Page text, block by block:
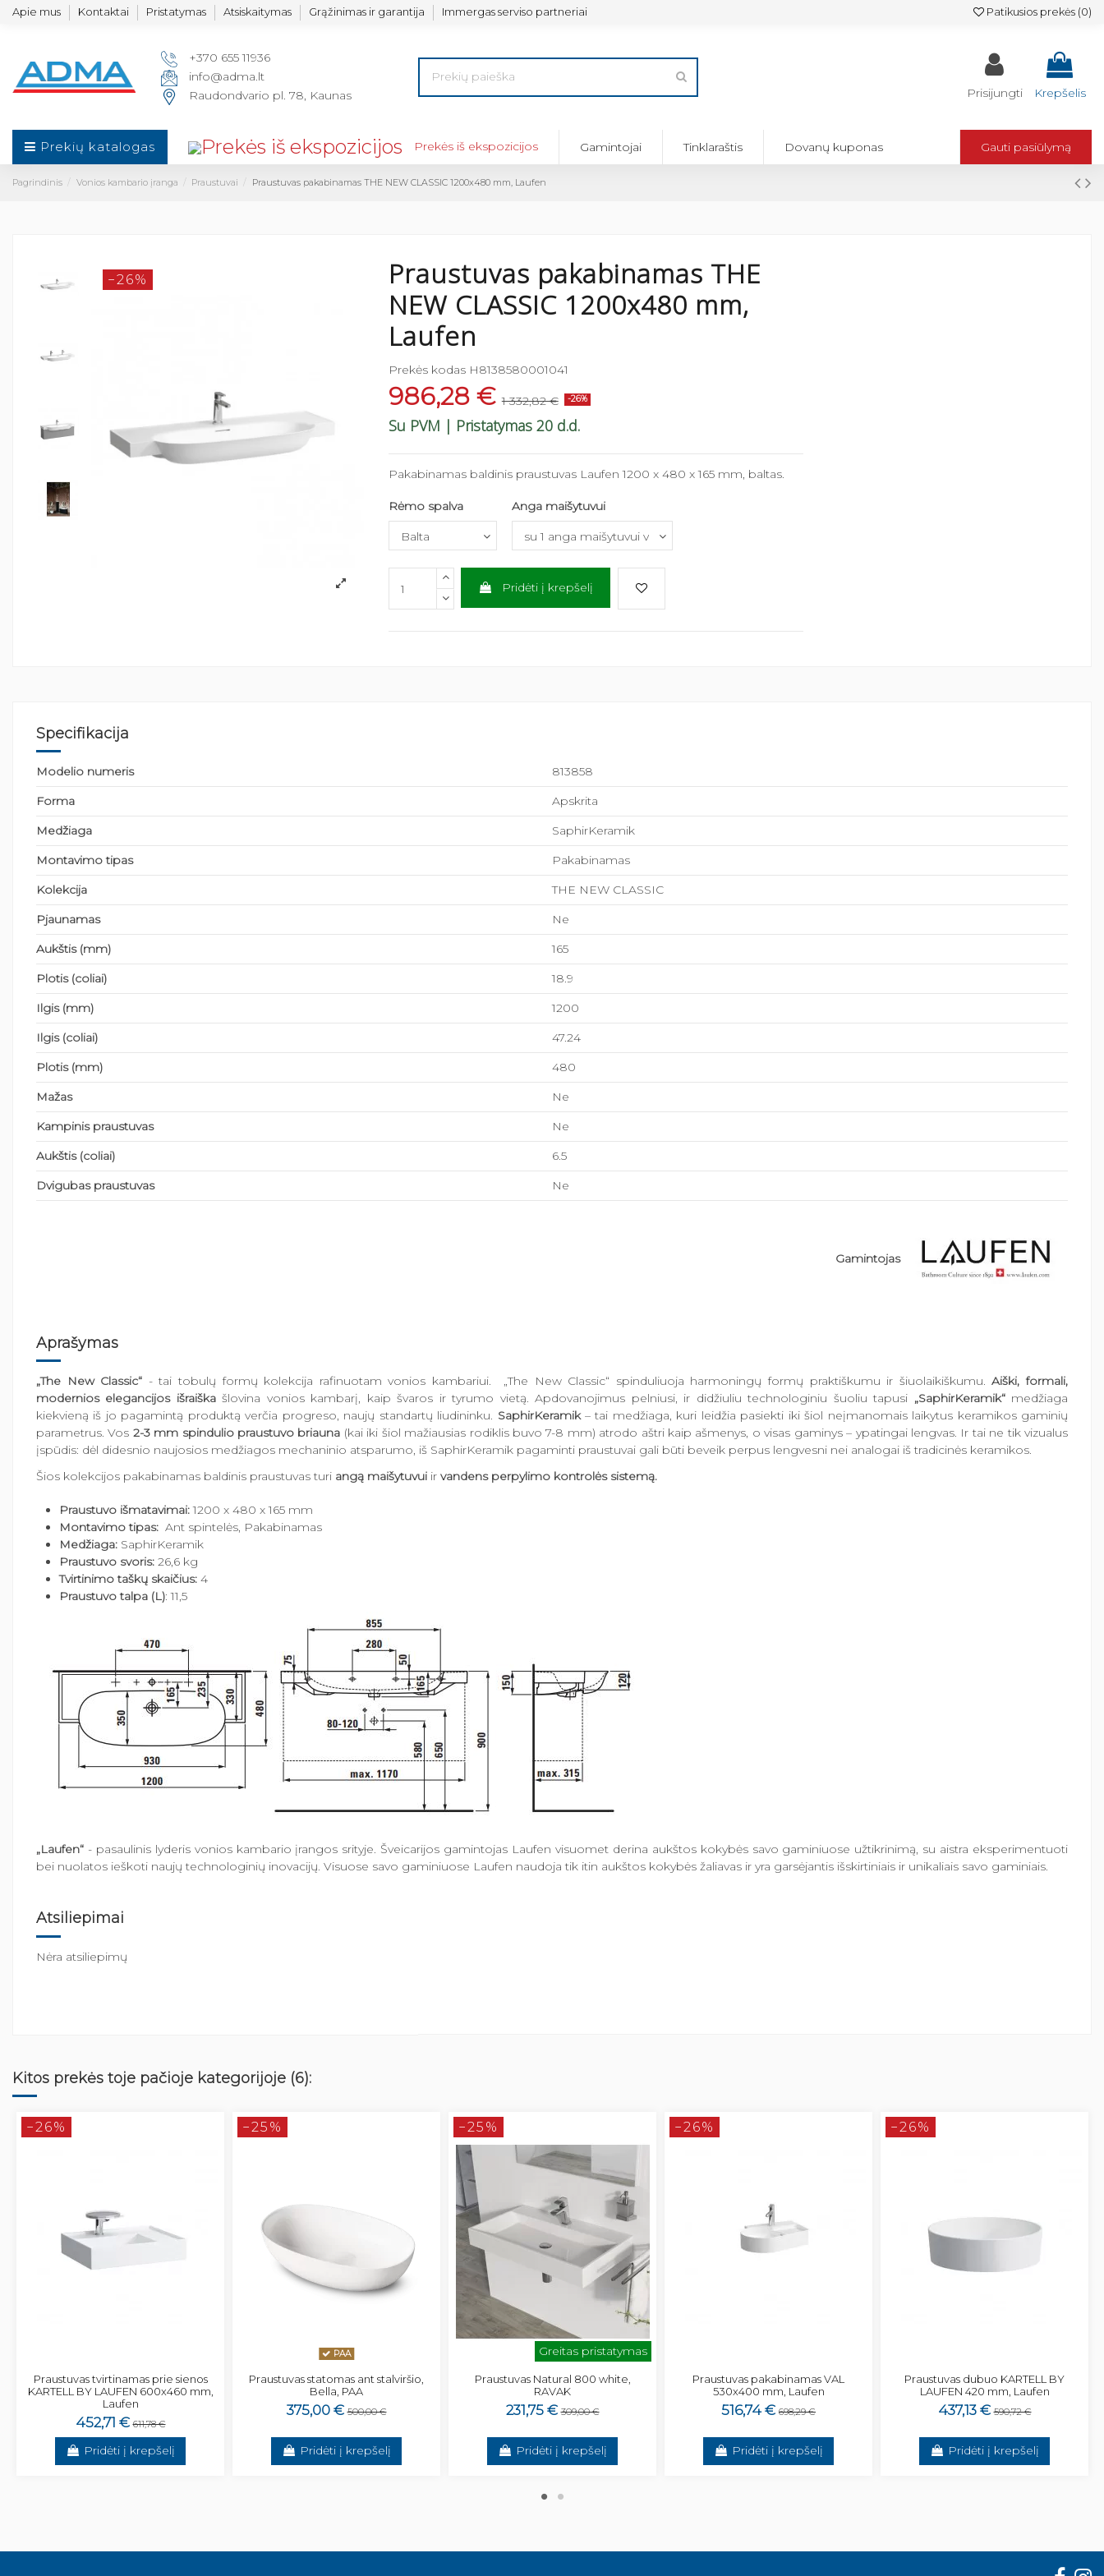
Apie mus Kontaktai Pristatymas Atsiskaitymas Grąžinimas ir garantija Immergas serviso partneriai Patikusios prekės (0)
+370 655 11936
info@adma.lt
Raudondvario pl. 78, Kaunas
Prisijungti Krepšelis
Prekių katalogas Prekės iš ekspozicijos Gamintojai Tinklaraštis Dovanų kuponas Gauti pasiūlymą
Pagrindinis Vonios kambario įranga Praustuvai Praustuvas pakabinamas THE NEW CLASSIC 1200x480 mm, Laufen
−26%
Praustuvas pakabinamas THE
NEW CLASSIC 1200x480 mm,
Laufen
Prekės kodas H8138580001041
986,28 € 1 332,82 € -26%
Su PVM | Pristatymas 20 d.d.
Pakabinamas baldinis praustuvas Laufen 1200 x 480 x 165 mm, baltas.
Rėmo spalva Anga maišytuvui
Pridėti į krepšelį
Specifikacija
Modelio numeris
813858
Forma
Apskrita
Medžiaga
SaphirKeramik
Montavimo tipas
Pakabinamas
Kolekcija
THE NEW CLASSIC
Pjaunamas
Ne
Aukštis (mm)
165
Plotis (coliai)
18.9
Ilgis (mm)
1200
Ilgis (coliai)
47.24
Plotis (mm)
480
Mažas
Ne
Kampinis praustuvas
Ne
Aukštis (coliai)
6.5
Dvigubas praustuvas
Ne
Gamintojas
Aprašymas
„The New Classic“ - tai tobulų formų kolekcija rafinuotam vonios kambariui. „The New Classic“ spinduliuoja harmoningų formų praktiškumu ir šiuolaikiškumu. Aiški, formali,
modernios elegancijos išraiškašlovina vonios kambarį, kaip švaros ir tyrumo vietą. Apdovanojimus pelniusi, ir didžiuliu technologiniu šuoliu tapusi „SaphirKeramik“medžiaga
kiekvieną iš jo pagamintą produktą verčia progreso, naujų standartų liudininku. SaphirKeramik– tai medžiaga, kuri leidžia pasiekti iki šiol neįmanomais laikytus keramikos gaminių
parametrus. Vos 2-3 mm spindulio praustuvo briauna (kai iki šiol mažiausias rodiklis buvo 7-8 mm) atrodo aštri kaip ašmenys, o visas gaminys – ypatingai lengvas. Ir tai ne tik vizualus
įspūdis: dėl didesnio naujosios medžiagos mechaninio atsparumo, iš SaphirKeramik pagaminti praustuvai gali būti beveik perpus lengvesni nei analogai iš tradicinės keramikos.
Šios kolekcijos pakabinamas baldinis praustuvas turi angą maišytuvui ir vandens perpylimo kontrolės sistemą.
Praustuvo išmatavimai:1200 x 480 x 165 mm
Montavimo tipas: Ant spintelės, Pakabinamas
Medžiaga: SaphirKeramik
Praustuvo svoris: 26,6 kg
Tvirtinimo taškų skaičius: 4
Praustuvo talpa (L): 11,5
„Laufen“ - pasaulinis lyderis vonios kambario įrangos srityje. Šveicarijos gamintojas Laufen visuomet derina aukštos kokybės savo gaminiuose užtikrinimą, su aistra eksperimentuoti
bei nuolatos ieškoti naujų technologinių inovacijų. Visuose savo gaminiuose Laufen naudoja tik itin aukštos kokybės žaliavas ir yra garsėjantis išskirtiniais ir unikaliais savo gaminiais.
Atsiliepimai
Nėra atsiliepimų
Kitos prekės toje pačioje kategorijoje (6):
−26%
Praustuvas tvirtinamas prie sienos
KARTELL BY LAUFEN 600x460 mm,
Laufen
452,71 € 611,78 €
Pridėti į krepšelį
−25%
PAA
Praustuvas statomas ant stalviršio,
Bella, PAA
375,00 € 500,00 €
Pridėti į krepšelį
−25%
Greitas pristatymas
Praustuvas Natural 800 white,
RAVAK
231,75 € 309,00 €
Pridėti į krepšelį
−26%
Praustuvas pakabinamas VAL
530x400 mm, Laufen
516,74 € 698,29 €
Pridėti į krepšelį
−26%
Praustuvas dubuo KARTELL BY
LAUFEN 420 mm, Laufen
437,13 € 590,72 €
Pridėti į krepšelį